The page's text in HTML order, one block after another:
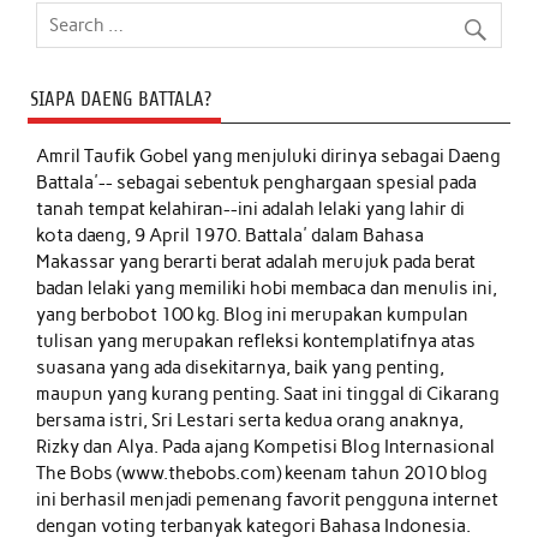
SIAPA DAENG BATTALA?
Amril Taufik Gobelyang menjuluki dirinya sebagai Daeng
Battala'-- sebagai sebentuk penghargaan spesial pada
tanah tempat kelahiran--ini adalah lelaki yang lahir di
kota daeng, 9 April 1970. Battala' dalam Bahasa
Makassar yang berarti berat adalah merujuk pada berat
badan lelaki yang memiliki hobi membaca dan menulis ini,
yang berbobot 100 kg. Blog ini merupakan kumpulan
tulisan yang merupakan refleksi kontemplatifnya atas
suasana yang ada disekitarnya, baik yang penting,
maupun yang kurang penting. Saat ini tinggal di Cikarang
bersama istri, Sri Lestari serta kedua orang anaknya,
Rizky dan Alya. Pada ajang Kompetisi Blog Internasional
The Bobs (www.thebobs.com) keenam tahun 2010 blog
ini berhasil menjadi pemenang favorit pengguna internet
dengan voting terbanyak kategori Bahasa Indonesia.